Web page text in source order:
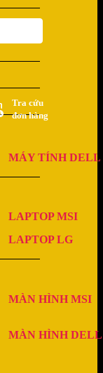
Tra cứu
đơn hàng
MÁY TÍNH DELL
LAPTOP MSI
LAPTOP LG
MÀN HÌNH MSI
MÀN HÌNH DELL